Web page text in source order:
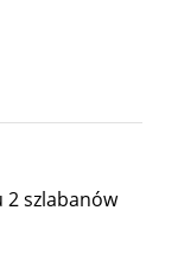
2 szlabanów